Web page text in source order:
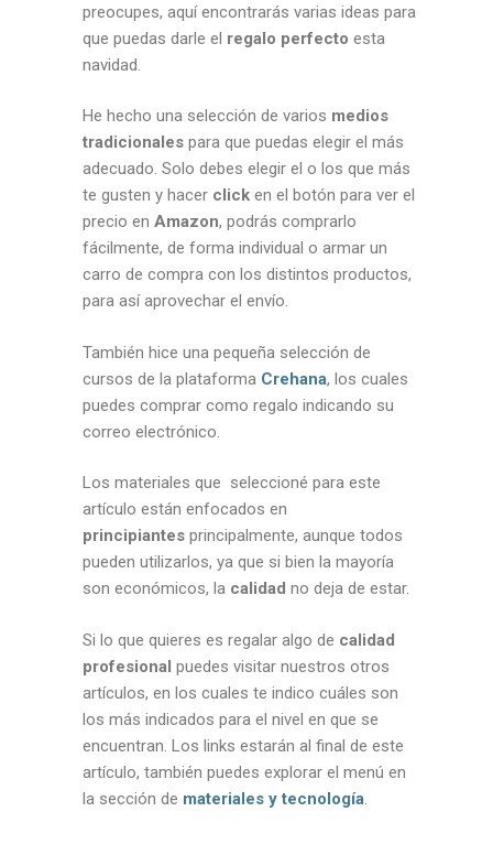
preocupes, aquí encontrarás varias ideas para
que puedas darle el regalo perfecto esta
navidad.
He hecho una selección de varios medios
tradicionales para que puedas elegir el más
adecuado. Solo debes elegir el o los que más
te gusten y hacer click en el botón para ver el
precio en Amazon, podrás comprarlo
fácilmente, de forma individual o armar un
carro de compra con los distintos productos,
para así aprovechar el envío.
También hice una pequeña selección de
cursos de la plataforma Crehana, los cuales
puedes comprar como regalo indicando su
correo electrónico.
Los materiales que seleccioné para este
artículo están enfocados en
principiantes principalmente, aunque todos
pueden utilizarlos, ya que si bien la mayoría
son económicos, la calidad no deja de estar.
Si lo que quieres es regalar algo de calidad
profesional puedes visitar nuestros otros
artículos, en los cuales te indico cuáles son
los más indicados para el nivel en que se
encuentran. Los links estarán al final de este
artículo, también puedes explorar el menú en
la sección de materiales y tecnología.